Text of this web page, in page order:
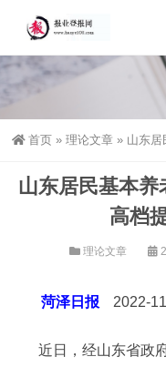
首页 » 理论文章 » 山东居
山东居民基本
高档
理论文章
菏泽日报 2022-
近日，经山东省政